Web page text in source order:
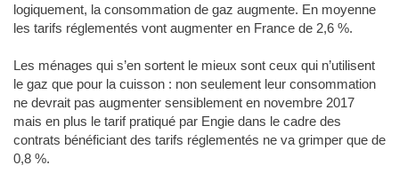
logiquement, la consommation de gaz augmente. En moyenne
les tarifs réglementés vont augmenter en France de 2,6 %.
Les ménages qui s’en sortent le mieux sont ceux qui n’utilisent
le gaz que pour la cuisson : non seulement leur consommation
ne devrait pas augmenter sensiblement en novembre 2017
mais en plus le tarif pratiqué par Engie dans le cadre des
contrats bénéficiant des tarifs réglementés ne va grimper que de
0,8 %.